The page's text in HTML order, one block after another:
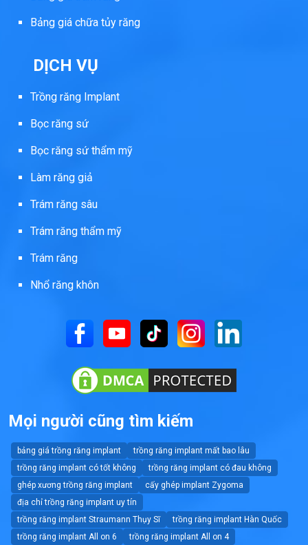
Bảng giá chữa tủy răng
DỊCH VỤ
Trồng răng Implant
Bọc răng sứ
Bọc răng sứ thẩm mỹ
Làm răng giả
Trám răng sâu
Trám răng thẩm mỹ
Trám răng
Nhổ răng khôn
Mọi người cũng tìm kiếm
bảng giá trồng răng implant
trồng răng implant mất bao lâu
trồng răng implant có tốt không
trồng răng implant có đau không
ghép xương trồng răng implant
cấy ghép implant Zygoma
địa chỉ trồng răng implant uy tín
trồng răng implant Straumann Thụy Sĩ
trồng răng implant Hàn Quốc
trồng răng implant All on 6
trồng răng implant All on 4